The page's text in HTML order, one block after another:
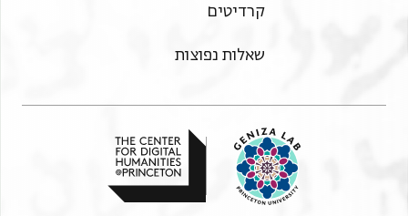
קרדיטים
שאלות נפוצות